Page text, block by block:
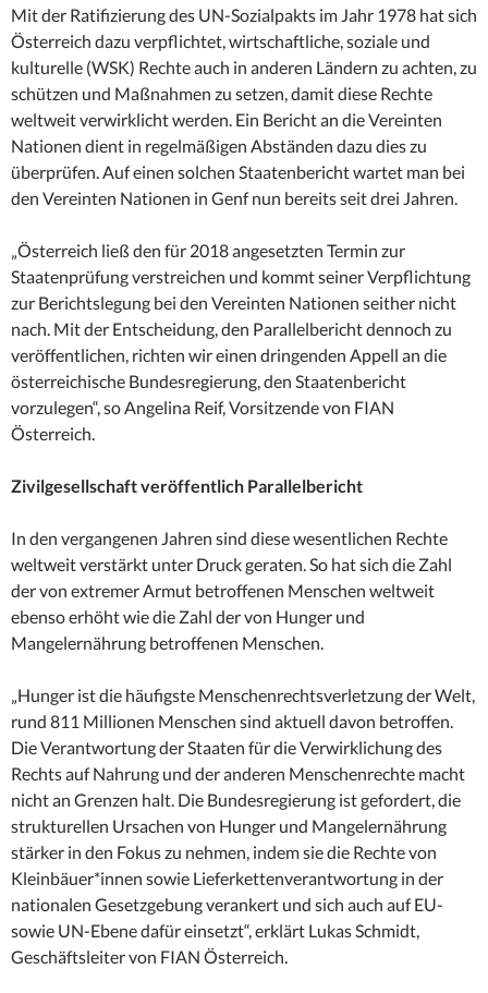
Mit der Ratifizierung des UN-Sozialpakts im Jahr 1978 hat sich
Österreich dazu verpflichtet, wirtschaftliche, soziale und
kulturelle (WSK) Rechte auch in anderen Ländern zu achten, zu
schützen und Maßnahmen zu setzen, damit diese Rechte
weltweit verwirklicht werden. Ein Bericht an die Vereinten
Nationen dient in regelmäßigen Abständen dazu dies zu
überprüfen. Auf einen solchen Staatenbericht wartet man bei
den Vereinten Nationen in Genf nun bereits seit drei Jahren.
„Österreich ließ den für 2018 angesetzten Termin zur
Staatenprüfung verstreichen und kommt seiner Verpflichtung
zur Berichtslegung bei den Vereinten Nationen seither nicht
nach. Mit der Entscheidung, den Parallelbericht dennoch zu
veröffentlichen, richten wir einen dringenden Appell an die
österreichische Bundesregierung, den Staatenbericht
vorzulegen“, so Angelina Reif, Vorsitzende von FIAN
Österreich.
Zivilgesellschaft veröffentlich Parallelbericht
In den vergangenen Jahren sind diese wesentlichen Rechte
weltweit verstärkt unter Druck geraten. So hat sich die Zahl
der von extremer Armut betroffenen Menschen weltweit
ebenso erhöht wie die Zahl der von Hunger und
Mangelernährung betroffenen Menschen.
„Hunger ist die häufigste Menschenrechtsverletzung der Welt,
rund 811 Millionen Menschen sind aktuell davon betroffen.
Die Verantwortung der Staaten für die Verwirklichung des
Rechts auf Nahrung und der anderen Menschenrechte macht
nicht an Grenzen halt. Die Bundesregierung ist gefordert, die
strukturellen Ursachen von Hunger und Mangelernährung
stärker in den Fokus zu nehmen, indem sie die Rechte von
Kleinbäuer*innen sowie Lieferkettenverantwortung in der
nationalen Gesetzgebung verankert und sich auch auf EU-
sowie UN-Ebene dafür einsetzt“, erklärt Lukas Schmidt,
Geschäftsleiter von FIAN Österreich.